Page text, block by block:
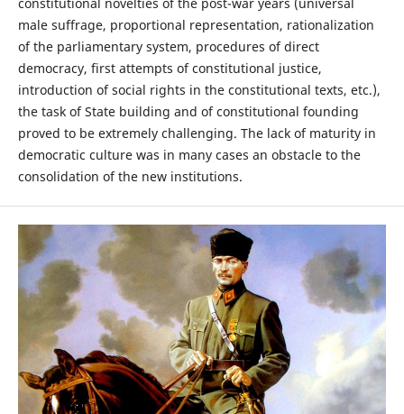
male suffrage, proportional representation, rationalization
of the parliamentary system, procedures of direct
democracy, first attempts of constitutional justice,
introduction of social rights in the constitutional texts, etc.),
the task of State building and of constitutional founding
proved to be extremely challenging. The lack of maturity in
democratic culture was in many cases an obstacle to the
consolidation of the new institutions.